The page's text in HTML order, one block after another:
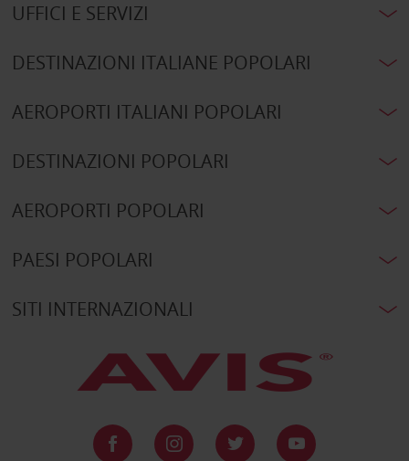
UFFICI E SERVIZI
DESTINAZIONI ITALIANE POPOLARI
AEROPORTI ITALIANI POPOLARI
DESTINAZIONI POPOLARI
AEROPORTI POPOLARI
PAESI POPOLARI
SITI INTERNAZIONALI